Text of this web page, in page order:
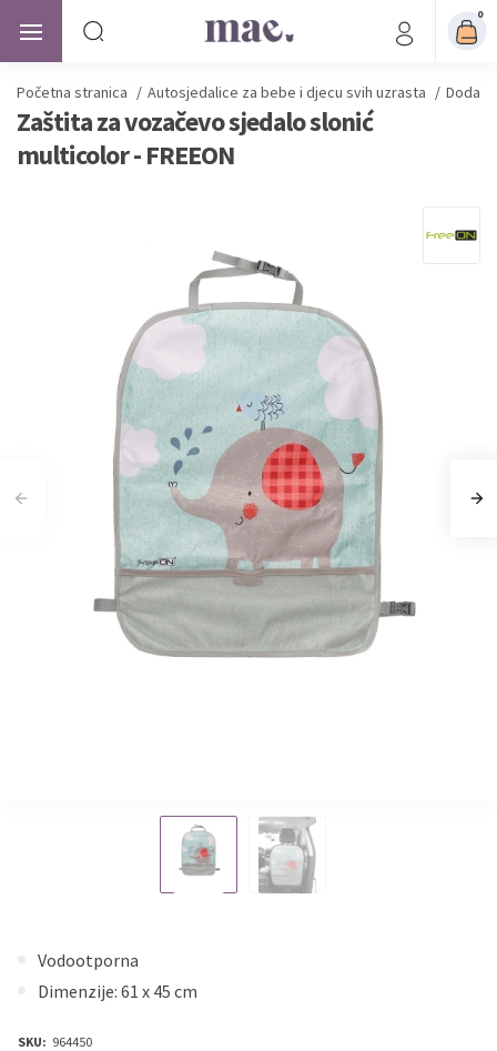
0
Početna stranica / Autosjedalice za bebe i djecu svih uzrasta /
Zaštita za vozačevo sjedalo slonić
multicolor - FREEON
Vodootporna
Dimenzije: 61 x 45 cm
SKU: 964450